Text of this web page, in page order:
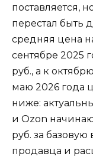
поставляется,
перестал быть
средняя цена
сентябре 2025
руб., а к
маю 2026 года
ниже:
и Ozon
руб. за
продавца и